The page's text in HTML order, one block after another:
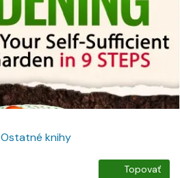
Ostatné knihy
Topovať